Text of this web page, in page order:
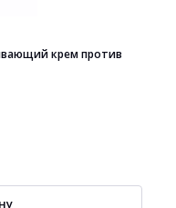
крем против